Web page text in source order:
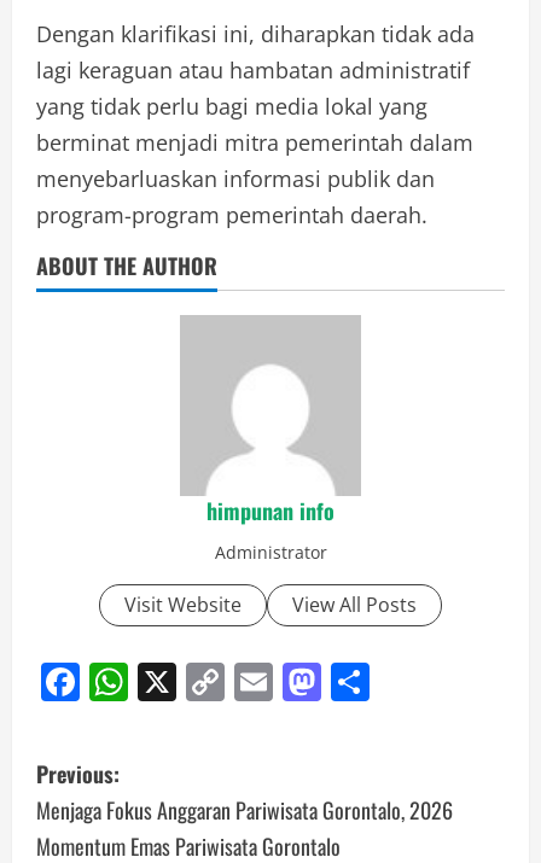
Dengan klarifikasi ini, diharapkan tidak ada
lagi keraguan atau hambatan administratif
yang tidak perlu bagi media lokal yang
berminat menjadi mitra pemerintah dalam
menyebarluaskan informasi publik dan
program-program pemerintah daerah.
ABOUT THE AUTHOR
himpunan info
Administrator
Visit Website View All Posts
Facebook
WhatsApp
X CopyEmailMastodon
Post
navigation
Previous:
Menjaga Fokus Anggaran Pariwisata Gorontalo, 2026
Momentum Emas Pariwisata Gorontalo